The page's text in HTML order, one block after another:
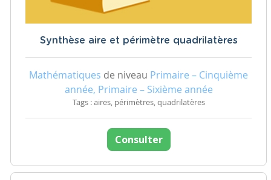
Synthèse aire et périmètre quadrilatères
Mathématiques de niveau Primaire – Cinquième
année, Primaire – Sixième année
Tags : aires, périmètres, quadrilatères
Consulter